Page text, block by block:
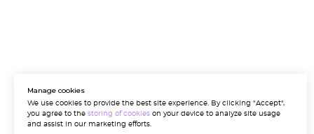
Manage cookies
We use cookies to provide the best site experience. By clicking "Accept",
you agree to the storing of cookies on your device to analyze site usage
and assist in our marketing efforts.